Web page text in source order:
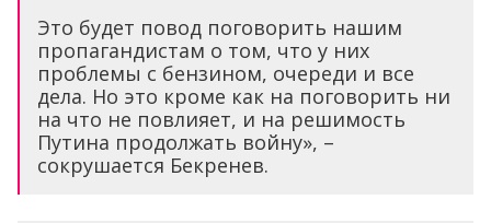
Это будет повод поговорить нашим
пропагандистам о том, что у них
проблемы с бензином, очереди и все
дела. Но это кроме как на поговорить ни
на что не повлияет, и на решимость
Путина продолжать войну», –
сокрушается Бекренев.